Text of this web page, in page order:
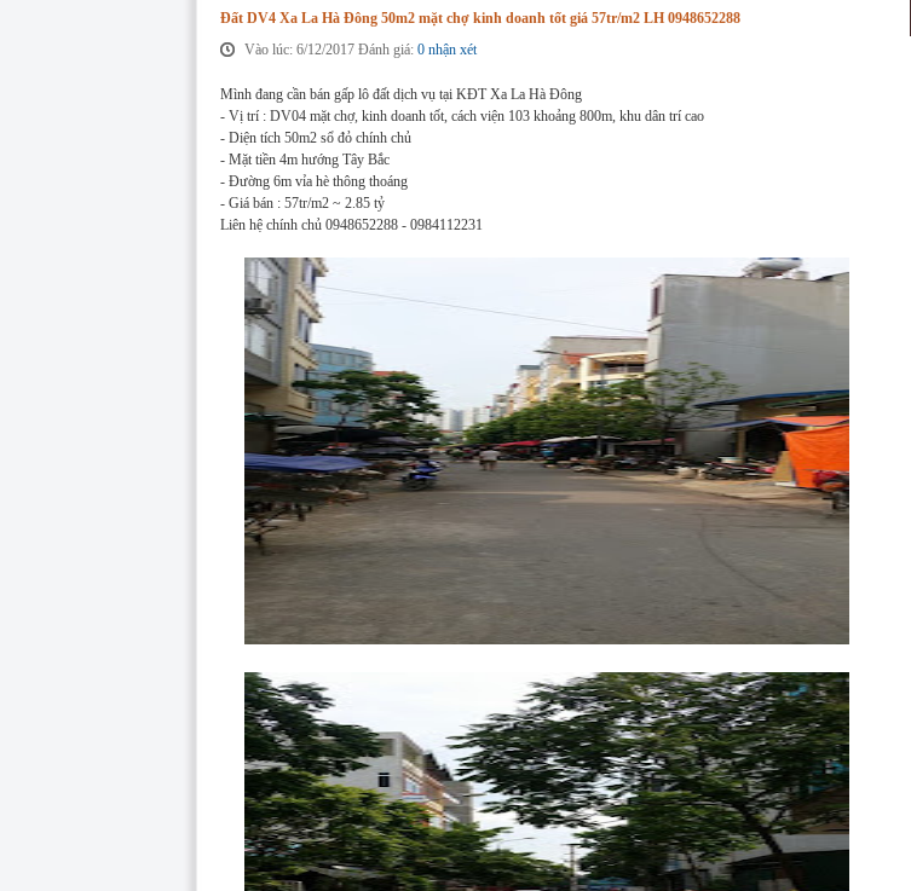
Đất DV4 Xa La Hà Đông 50m2 mặt chợ kinh doanh tốt giá 57tr/m2 LH 0948652288
Vào lúc: 6/12/2017 Đánh giá: 0 nhận xét
Mình đang cần bán gấp lô đất dịch vụ tại KĐT Xa La Hà Đông
- Vị trí : DV04 mặt chợ, kinh doanh tốt, cách viện 103 khoảng 800m, khu dân trí cao
- Diện tích 50m2 sổ đỏ chính chủ
- Mặt tiền 4m hướng Tây Bắc
- Đường 6m vỉa hè thông thoáng
- Giá bán : 57tr/m2 ~ 2.85 tỷ
Liên hệ chính chủ 0948652288 - 0984112231